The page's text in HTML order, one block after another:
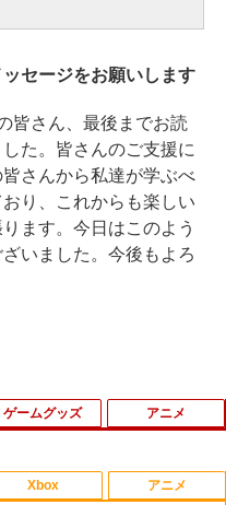
セージをお願いします
皆さん、最後までお読
た。皆さんのご支援に
さんから私達が学ぶべ
り、これからも楽しい
ます。今日はこのよう
いました。今後もよろ
リオン2 【Switch2】 POT-
応】PS5 Slim用 スタンド
ゲームグッズ アニメ
姫 MovieNEX [純正ブルー
Xbox アニメ